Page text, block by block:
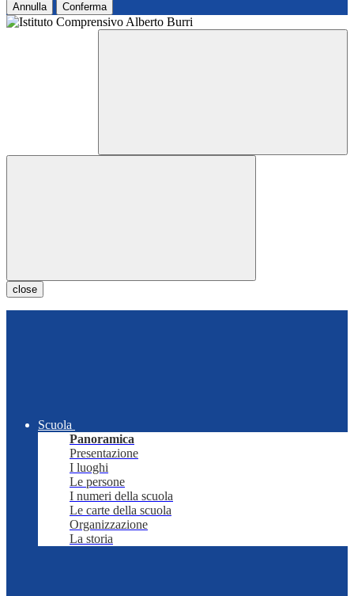
Annulla Conferma
close
Scuola
Panoramica
Presentazione
I luoghi
Le persone
I numeri della scuola
Le carte della scuola
Organizzazione
La storia